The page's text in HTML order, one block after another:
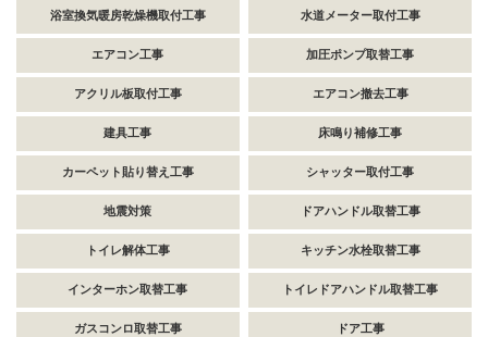
浴室換気暖房乾燥機取付工事 水道メーター取付工事
エアコン工事 加圧ポンプ取替工事
アクリル板取付工事 エアコン撤去工事
建具工事 床鳴り補修工事
カーペット貼り替え工事 シャッター取付工事
地震対策 ドアハンドル取替工事
トイレ解体工事 キッチン水栓取替工事
インターホン取替工事 トイレドアハンドル取替工事
ガスコンロ取替工事 ドア工事